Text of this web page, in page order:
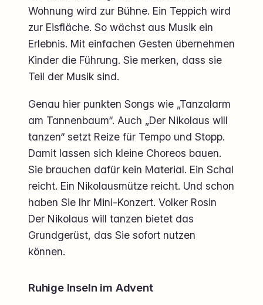
Wohnung wird zur Bühne. Ein Teppich wird
zur Eisfläche. So wächst aus Musik ein
Erlebnis. Mit einfachen Gesten übernehmen
Kinder die Führung. Sie merken, dass sie
Teil der Musik sind.
Genau hier punkten Songs wie „Tanzalarm
am Tannenbaum“. Auch „Der Nikolaus will
tanzen“ setzt Reize für Tempo und Stopp.
Damit lassen sich kleine Choreos bauen.
Sie brauchen dafür kein Material. Ein Schal
reicht. Ein Nikolausmütze reicht. Und schon
haben Sie Ihr Mini-Konzert. Volker Rosin
Der Nikolaus will tanzen bietet das
Grundgerüst, das Sie sofort nutzen
können.
Ruhige Inseln im Advent